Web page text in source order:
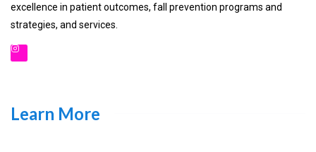
excellence in patient outcomes, fall prevention programs and
strategies, and services.
Learn More